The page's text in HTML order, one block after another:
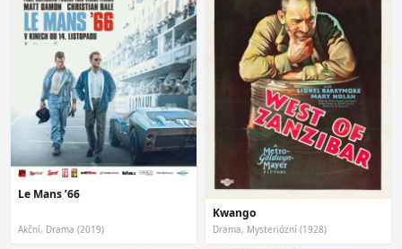
Le Mans ’66
Akční, Drama (2019)
Kwango
Drama, Mysteriózní (1928)